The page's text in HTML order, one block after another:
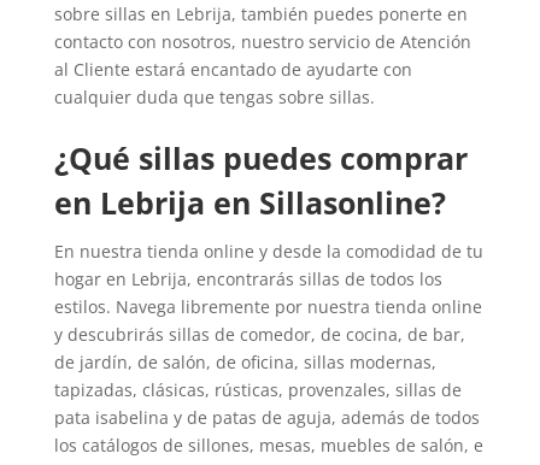
sobre sillas en Lebrija, también puedes ponerte en
contacto con nosotros, nuestro servicio de Atención
al Cliente estará encantado de ayudarte con
cualquier duda que tengas sobre sillas.
¿Qué sillas puedes comprar
en Lebrija en Sillasonline?
En nuestra tienda online y desde la comodidad de tu
hogar en Lebrija, encontrarás sillas de todos los
estilos. Navega libremente por nuestra tienda online
y descubrirás sillas de comedor, de cocina, de bar,
de jardín, de salón, de oficina, sillas modernas,
tapizadas, clásicas, rústicas, provenzales, sillas de
pata isabelina y de patas de aguja, además de todos
los catálogos de sillones, mesas, muebles de salón, e